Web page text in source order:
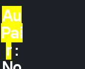
Au
Pai
r: